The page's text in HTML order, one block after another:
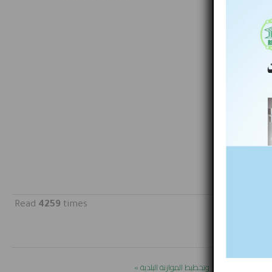
Read 4259 times
الأساسية لتحضير وتخطيط الموازنة البلدية »